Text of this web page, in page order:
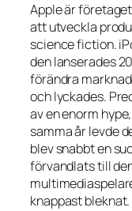
Apple är
att utveckla
science fiction.
den lanserades
förändra
och lyckades.
av en enorm
samma år levde
blev snabbt en
förvandlats till
knappast bleknat.